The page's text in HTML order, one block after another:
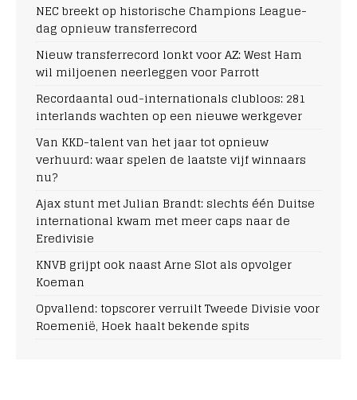
NEC breekt op historische Champions League-
dag opnieuw transferrecord
Nieuw transferrecord lonkt voor AZ: West Ham
wil miljoenen neerleggen voor Parrott
Recordaantal oud-internationals clubloos: 281
interlands wachten op een nieuwe werkgever
Van KKD-talent van het jaar tot opnieuw
verhuurd: waar spelen de laatste vijf winnaars
nu?
Ajax stunt met Julian Brandt: slechts één Duitse
international kwam met meer caps naar de
Eredivisie
KNVB grijpt ook naast Arne Slot als opvolger
Koeman
Opvallend: topscorer verruilt Tweede Divisie voor
Roemenië, Hoek haalt bekende spits